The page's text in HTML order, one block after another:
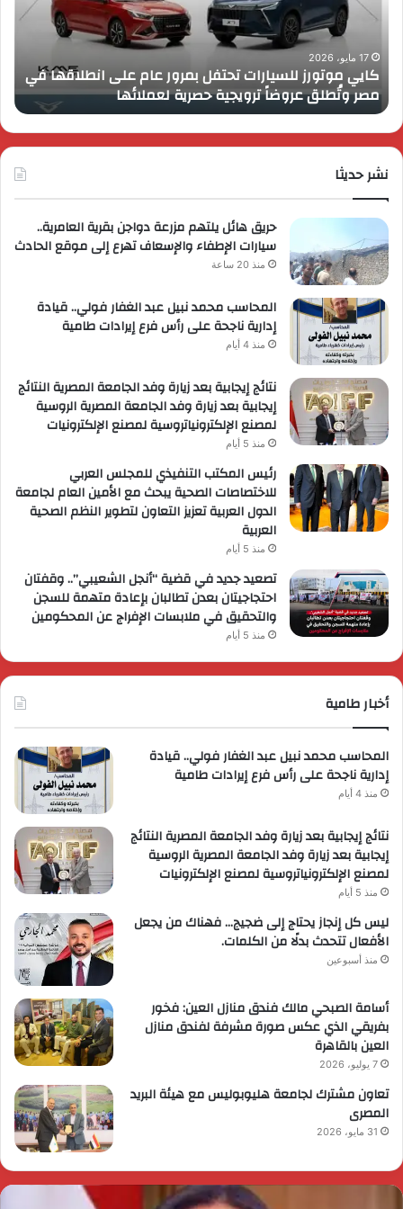
عام
انطلاقها
في
مصر
وتُطلق
عروضاً
ترويجية
حصرية
17 مايو، 2026
كايي موتورز للسيارات تحتفل بمرور عام على انطلاقها في
مصر وتُطلق عروضاً ترويجية حصرية لعملائها
نشر حديثا
حريق هائل يلتهم مزرعة دواجن بقرية العامرية..
سيارات الإطفاء والإسعاف تهرع إلى موقع الحادث
منذ 20 ساعة
المحاسب محمد نبيل عبد الغفار فولي.. قيادة
إدارية ناجحة على رأس فرع إيرادات طامية
منذ 4 أيام
نتائج إيجابية بعد زيارة وفد الجامعة المصرية النتائج
إيجابية بعد زيارة وفد الجامعة المصرية الروسية
لمصنع الإلكترونياتروسية لمصنع الإلكترونيات
منذ 5 أيام
رئيس المكتب التنفيذي للمجلس العربي
للاختصاصات الصحية يبحث مع الأمين العام لجامعة
الدول العربية تعزيز التعاون لتطوير النظم الصحية
العربية
منذ 5 أيام
تصعيد جديد في قضية “أنجل الشعيبي”.. وقفتان
احتجاجيتان بعدن تطالبان بإعادة متهمة للسجن
والتحقيق في ملابسات الإفراج عن المحكومين
منذ 5 أيام
أخبار طامية
المحاسب محمد نبيل عبد الغفار فولي.. قيادة
إدارية ناجحة على رأس فرع إيرادات طامية
منذ 4 أيام
نتائج إيجابية بعد زيارة وفد الجامعة المصرية النتائج
إيجابية بعد زيارة وفد الجامعة المصرية الروسية
لمصنع الإلكترونياتروسية لمصنع الإلكترونيات
منذ 5 أيام
ليس كل إنجاز يحتاج إلى ضجيج… فهناك من يجعل
الأفعال تتحدث بدلًا من الكلمات.
منذ أسبوعين
أسامة الصبحي مالك فندق منازل العين: فخور
بفريقي الذي عكس صورة مشرفة لفندق منازل
العين بالقاهرة
7 يوليو، 2026
تعاون مشترك لجامعة هليوبوليس مع هيئة البريد
المصرى
31 مايو، 2026
رئيس